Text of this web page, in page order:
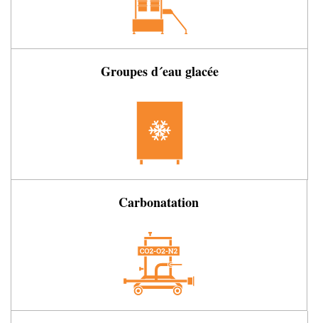
Groupes d´eau glacée
Carbonatation